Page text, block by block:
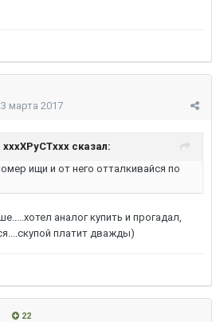
марта 2017
xxxXPyCTxxx сказал:
ищи и от него отталкивайся по
аналог купить и прогадал,
платит дважды)
22